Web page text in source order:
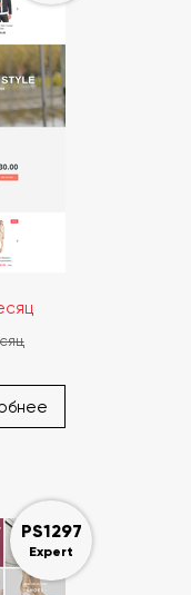
PS1297
Expert